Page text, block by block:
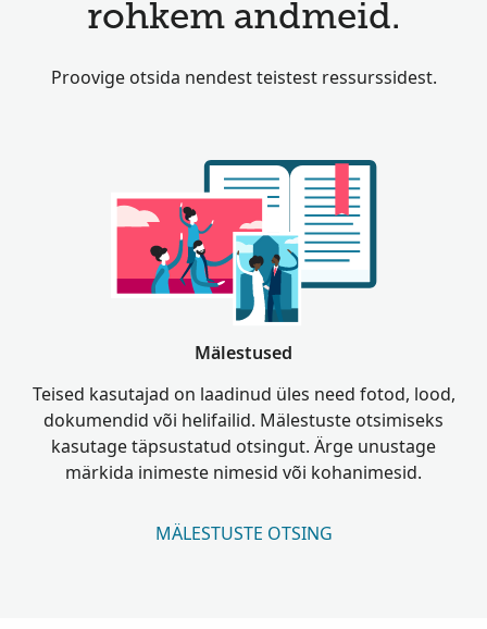
rohkem andmeid.
Proovige otsida nendest teistest ressurssidest.
Mälestused
Teised kasutajad on laadinud üles need fotod, lood,
dokumendid või helifailid. Mälestuste otsimiseks
kasutage täpsustatud otsingut. Ärge unustage
märkida inimeste nimesid või kohanimesid.
MÄLESTUSTE OTSING